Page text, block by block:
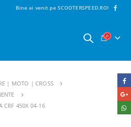
Bine ai venit pe SCOOTERSPEED.RO!
| MOTO | CROSS
CRF 450X 04-16